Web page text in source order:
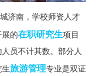
济南，学校师资人才
的在职研究生项目
员不计其数。部分人
旅游管理专业是双证